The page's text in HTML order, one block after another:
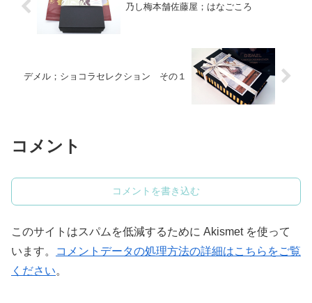
乃し梅本舗佐藤屋；はなごころ
デメル；ショコラセレクション その１
コメント
コメントを書き込む
このサイトはスパムを低減するために Akismet を使って
います。
コメントデータの処理方法の詳細はこちらをご覧
ください。